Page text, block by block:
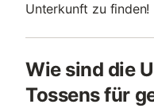
Unterkunft zu finden!
Wie sind die
Tossens für